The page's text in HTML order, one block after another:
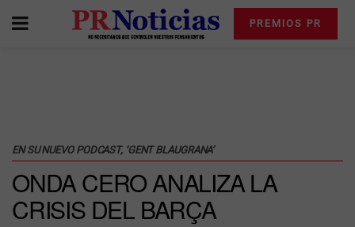
PREMIOS PR
EN SU NUEVO PODCAST, ‘GENT BLAUGRANA’
ONDA CERO ANALIZA LA
CRISIS DEL BARÇA